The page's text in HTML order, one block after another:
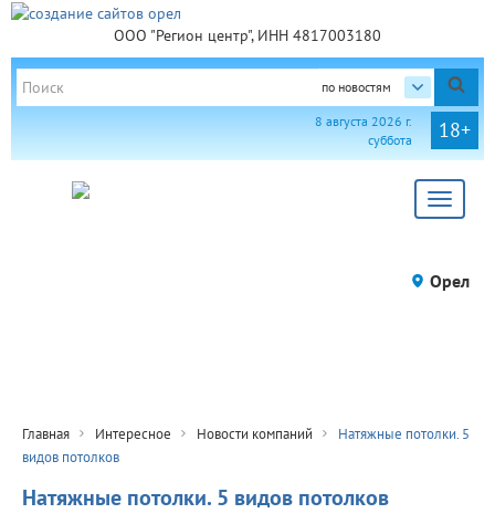
ООО "Регион центр", ИНН 4817003180
по новостям
18+
8 августа 2026 г.
суббота
Toggle
Орел
Главная Интересное Новости компаний
Натяжные потолки. 5
видов потолков
Натяжные потолки. 5 видов потолков